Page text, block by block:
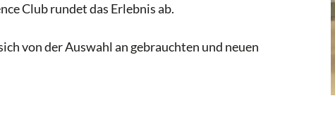
Club rundet das Erlebnis ab.
von der Auswahl an gebrauchten und neuen